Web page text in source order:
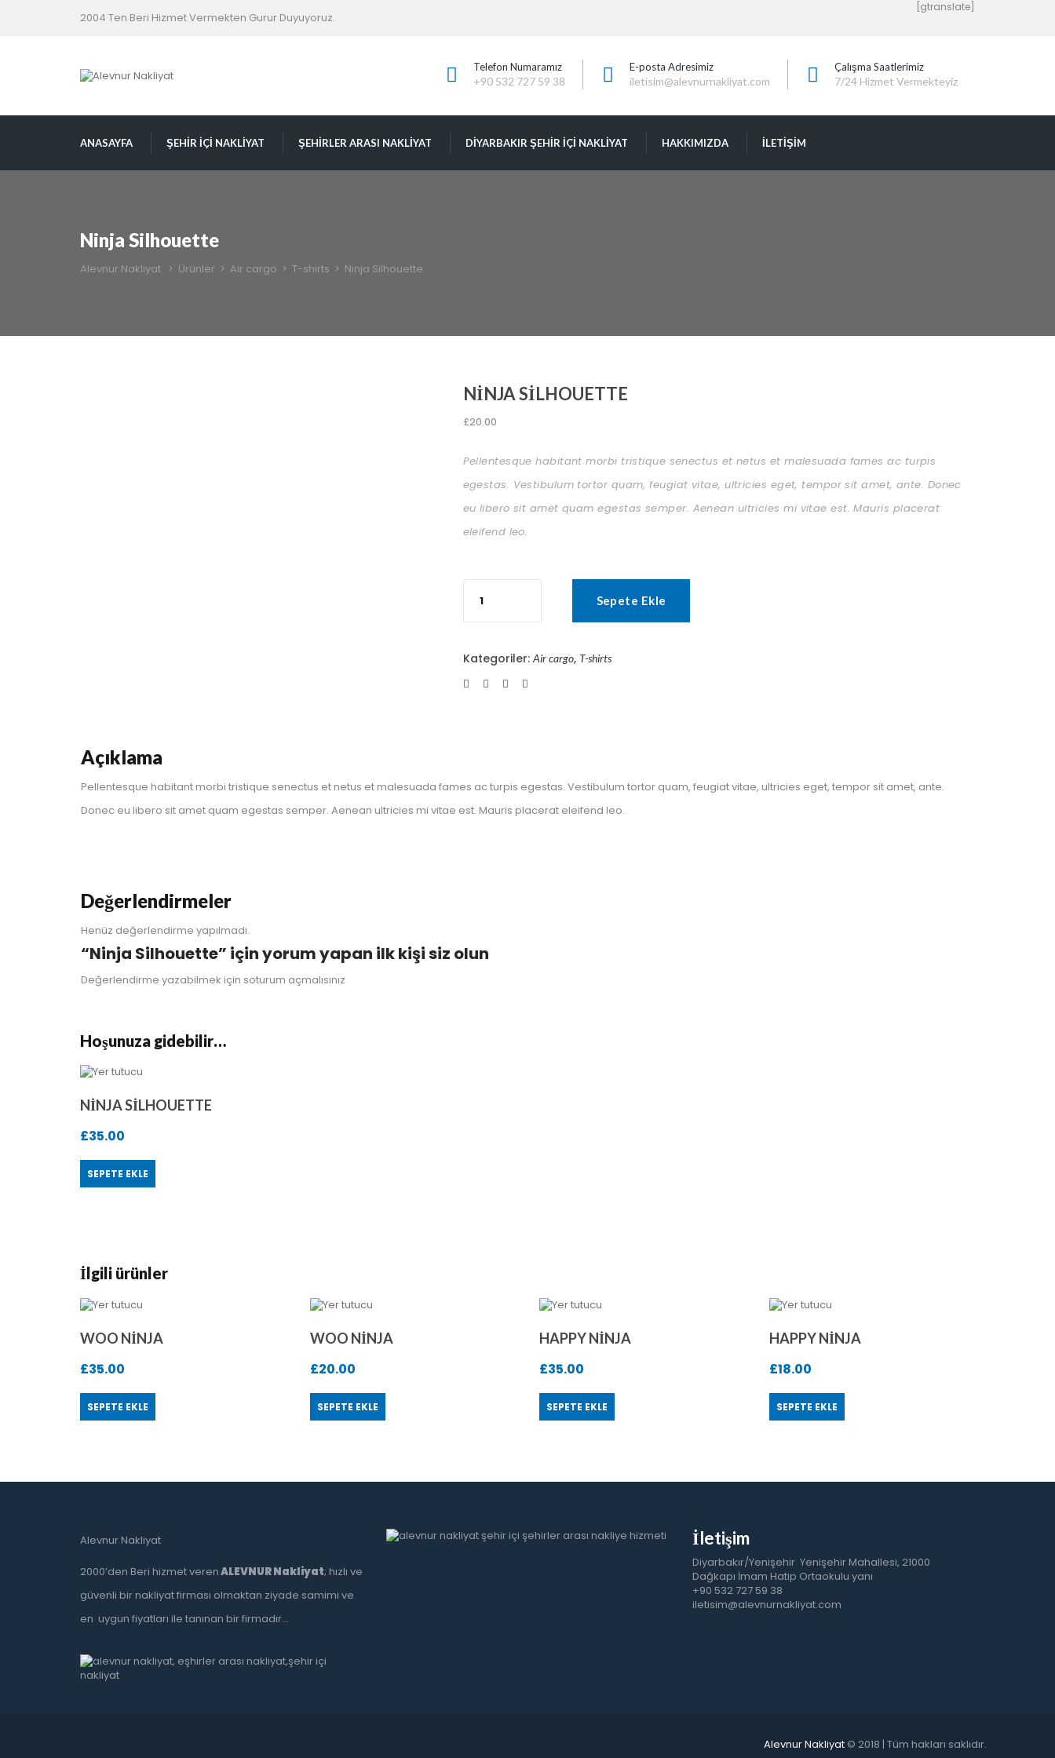
2004 Ten Beri Hizmet Vermekten Gurur Duyuyoruz.
[gtranslate]
Telefon Numaramız
+90 532 727 59 38
E-posta Adresimiz
iletisim@alevnurnakliyat.com
Çalışma Saatlerimiz
7/24 Hizmet Vermekteyiz
ANASAYFA ŞEHIR İÇI NAKLIYAT ŞEHİRLER ARASI NAKLİYAT DIYARBAKIR ŞEHIR İÇI NAKLIYAT HAKKIMIZDA İLETIŞIM
Ninja Silhouette
Alevnur Nakliyat > Ürünler > Air cargo > T-shirts > Ninja Silhouette
NINJA SILHOUETTE
£20.00
Pellentesque habitant morbi tristique senectus et netus et malesuada fames ac turpis
egestas. Vestibulum tortor quam, feugiat vitae, ultricies eget, tempor sit amet, ante. Donec
eu libero sit amet quam egestas semper. Aenean ultricies mi vitae est. Mauris placerat
eleifend leo.
Ninja
Silhouette
Sepete Ekle
Kategoriler:Air cargo, T-shirts
Açıklama
Pellentesque habitant morbi tristique senectus et netus et malesuada fames ac turpis egestas. Vestibulum tortor quam, feugiat vitae, ultricies eget, tempor sit amet, ante.
Donec eu libero sit amet quam egestas semper. Aenean ultricies mi vitae est. Mauris placerat eleifend leo.
Değerlendirmeler
Henüz değerlendirme yapılmadı.
“Ninja Silhouette” için yorum yapan ilk kişi siz olun
Değerlendirme yazabilmek için soturum açmalısınız
Hoşunuza gidebilir…
NINJA SILHOUETTE
£35.00
SEPETE EKLE
İlgili ürünler
WOO NINJA
£35.00
SEPETE EKLE
WOO NINJA
£20.00
SEPETE EKLE
HAPPY NINJA
£35.00
SEPETE EKLE
HAPPY NINJA
£18.00
SEPETE EKLE
Alevnur Nakliyat
2000’den Beri hizmet verenALEVNUR Nakliyat; hızlı ve
güvenli bir nakliyat firması olmaktan ziyade samimi ve
en uygun fiyatları ile tanınan bir firmadır…
İletişim
Diyarbakır/Yenişehir Yenişehir Mahallesi, 21000
Dağkapı İmam Hatip Ortaokulu yanı
+90 532 727 59 38
iletisim@alevnurnakliyat.com
Alevnur Nakliyat © 2018 | Tüm hakları saklıdır.